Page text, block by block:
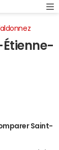
Saint-